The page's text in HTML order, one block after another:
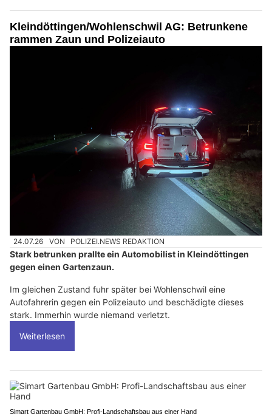
Kleindöttingen/Wohlenschwil AG: Betrunkene
rammen Zaun und Polizeiauto
24.07.26 VON POLIZEI.NEWS REDAKTION
Stark betrunken prallte ein Automobilist in Kleindöttingen
gegen einen Gartenzaun.
Im gleichen Zustand fuhr später bei Wohlenschwil eine
Autofahrerin gegen ein Polizeiauto und beschädigte dieses
stark. Immerhin wurde niemand verletzt.
Weiterlesen
Simart Gartenbau GmbH: Profi-Landschaftsbau aus einer Hand